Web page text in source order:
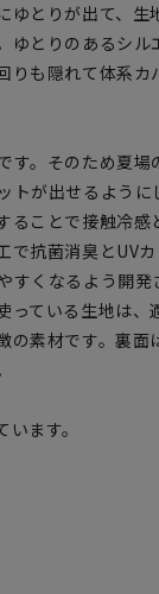
ゆとりが出て、生
ゆとりのあるシル
りも隠れて体系カ
す。そのため夏場
トが出せるように
ることで接触冷感
で抗菌消臭とUVカ
すくなるよう開発
っている生地は、
の素材です。裏面
ます。